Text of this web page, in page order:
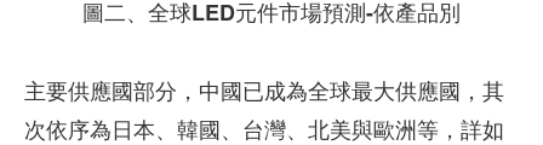
圖二、全球LED元件市場預測-依產品別
主要供應國部分，中國已成為全球最大供應國，其
次依序為日本、韓國、台灣、北美與歐洲等，詳如